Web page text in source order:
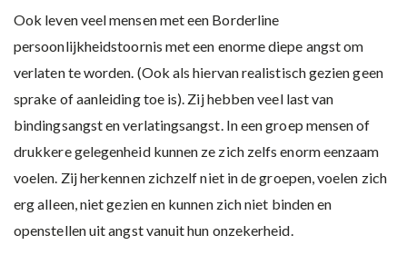
Ook leven veel mensen met een Borderline
persoonlijkheidstoornis met een enorme diepe angst om
verlaten te worden. (Ook als hiervan realistisch gezien geen
sprake of aanleiding toe is). Zij hebben veel last van
bindingsangst en verlatingsangst. In een groep mensen of
drukkere gelegenheid kunnen ze zich zelfs enorm eenzaam
voelen. Zij herkennen zichzelf niet in de groepen, voelen zich
erg alleen, niet gezien en kunnen zich niet binden en
openstellen uit angst vanuit hun onzekerheid.